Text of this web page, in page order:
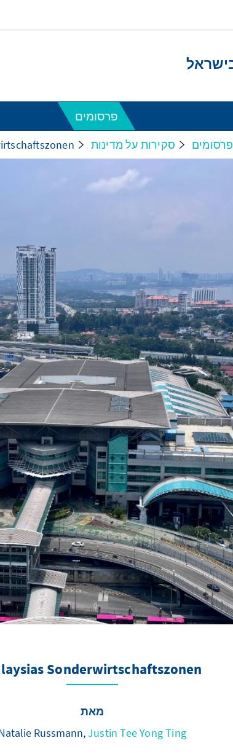
פרסומים
פרסומים סקירות על מדינות
Sonderwirtschaftszonen
מאת
Russmann,Justin Tee Yong Ting